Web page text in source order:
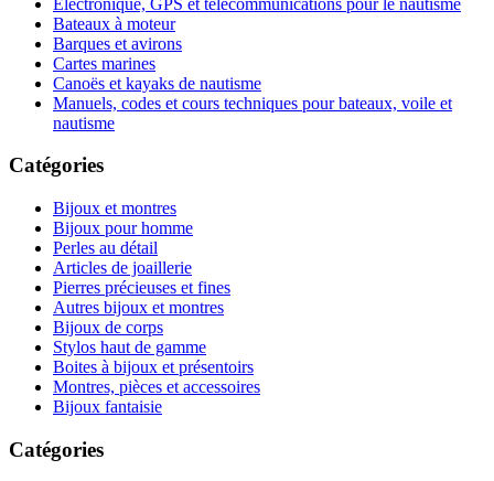
Bateaux à moteur
Barques et avirons
Cartes marines
Canoës et kayaks de nautisme
Manuels, codes et cours techniques pour bateaux, voile et
nautisme
Catégories
Bijoux et montres
Bijoux pour homme
Perles au détail
Articles de joaillerie
Pierres précieuses et fines
Autres bijoux et montres
Bijoux de corps
Stylos haut de gamme
Boites à bijoux et présentoirs
Montres, pièces et accessoires
Bijoux fantaisie
Catégories